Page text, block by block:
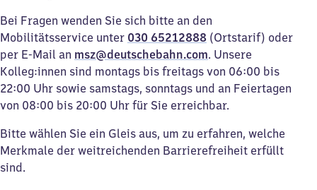
Bei Fragen wenden Sie sich bitte an den
Mobilitätsservice unter 030 65212888 (Ortstarif) oder
per E-Mail an msz@deutschebahn.com. Unsere
Kolleg:innen sind montags bis freitags von 06:00 bis
22:00 Uhr sowie samstags, sonntags und an Feiertagen
von 08:00 bis 20:00 Uhr für Sie erreichbar.
Bitte wählen Sie ein Gleis aus, um zu erfahren, welche
Merkmale der weitreichenden Barrierefreiheit erfüllt
sind.